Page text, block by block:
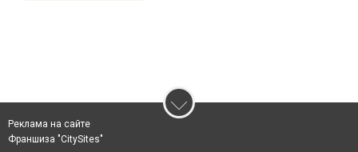
Реклама на сайте
Франшиза "CitySites"